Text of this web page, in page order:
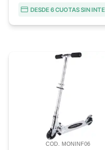
DESDE 6 CUOTAS SIN
COD. MONINF06